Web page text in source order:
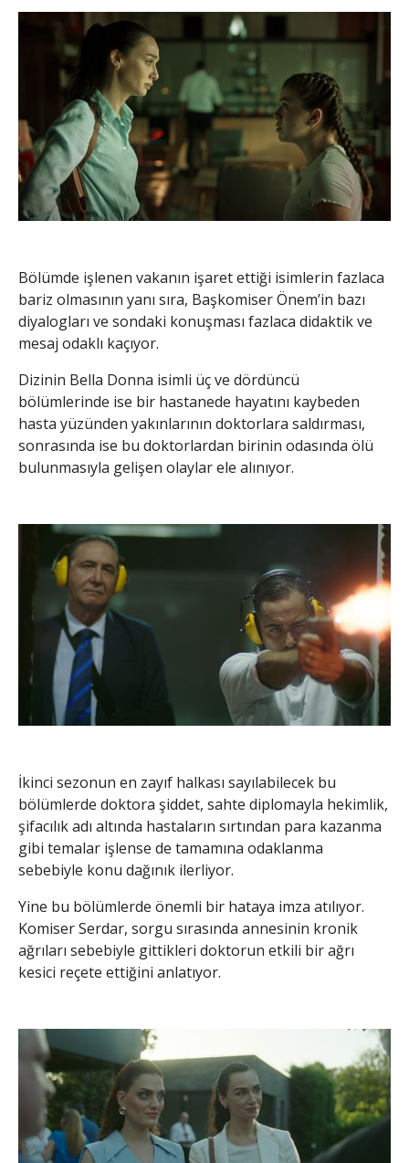
Bölümde işlenen vakanın işaret ettiği isimlerin fazlaca
bariz olmasının yanı sıra, Başkomiser Önem’in bazı
diyalogları ve sondaki konuşması fazlaca didaktik ve
mesaj odaklı kaçıyor.
Dizinin Bella Donna isimli üç ve dördüncü
bölümlerinde ise bir hastanede hayatını kaybeden
hasta yüzünden yakınlarının doktorlara saldırması,
sonrasında ise bu doktorlardan birinin odasında ölü
bulunmasıyla gelişen olaylar ele alınıyor.
İkinci sezonun en zayıf halkası sayılabilecek bu
bölümlerde doktora şiddet, sahte diplomayla hekimlik,
şifacılık adı altında hastaların sırtından para kazanma
gibi temalar işlense de tamamına odaklanma
sebebiyle konu dağınık ilerliyor.
Yine bu bölümlerde önemli bir hataya imza atılıyor.
Komiser Serdar, sorgu sırasında annesinin kronik
ağrıları sebebiyle gittikleri doktorun etkili bir ağrı
kesici reçete ettiğini anlatıyor.